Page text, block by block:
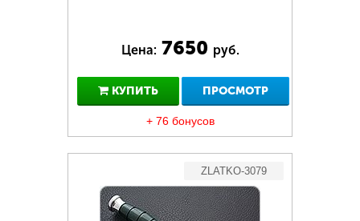
Цена: 7650 руб.
КУПИТЬ ПРОСМОТР
+ 76 бонусов
ZLATKO-3079